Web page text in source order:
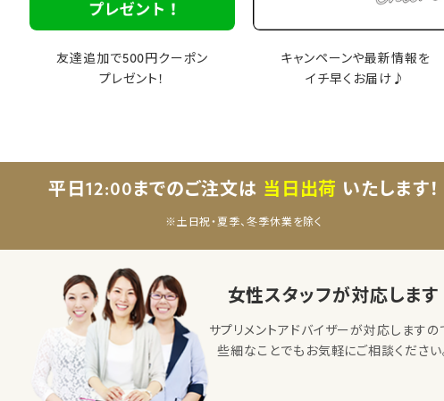
友達追加で500円クーポン
プレゼント！
キャンペーンや最新情報を
イチ早くお届け♪
平日12:00までのご注文は 当日出荷 いたします！
※土日祝・夏季、冬季休業を除く
女性スタッフが対応します
サプリメントアドバイザーが対応しますの
些細なことでもお気軽にご相談ください